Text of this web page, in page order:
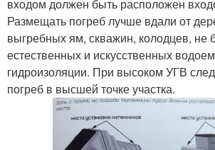
входом должен быть расположен
Размещать погреб лучше вдали от
выгребных ям, скважин, колодцев, не
естественных и искусственных
гидроизоляции. При высоком УГВ
погреб в высшей точке участка.